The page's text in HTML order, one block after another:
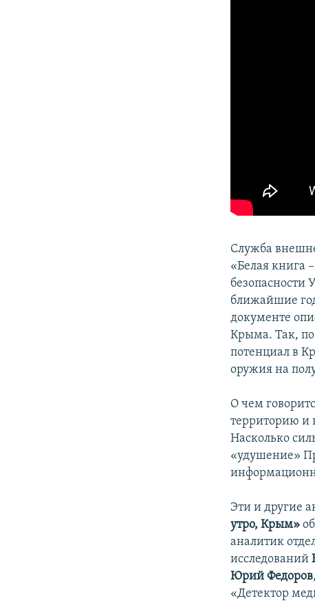
Служба
«Белая книга
ближайшие
документе
Крыма. Так, по
потенциал в
оружия на
О чем
территорию и
Насколько
«удушение»
Эти и другие
утро, Крым»
аналитик
исследований
Юрий Федоров
«Детектор